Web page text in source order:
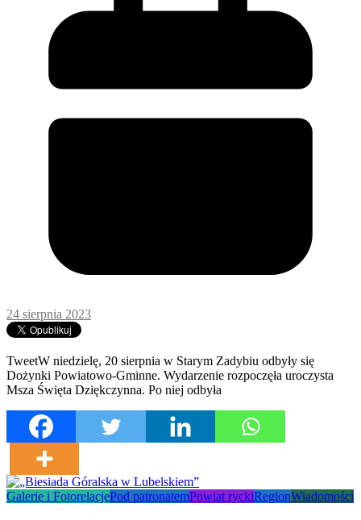
24 sierpnia 2023
TweetW niedzielę, 20 sierpnia w Starym Zadybiu odbyły się
Dożynki Powiatowo-Gminne. Wydarzenie rozpoczęła uroczysta
Msza Święta Dziękczynna. Po niej odbyła
Galerie i FotorelacjePod patronatemPowiat ryckiRegionWiadomości